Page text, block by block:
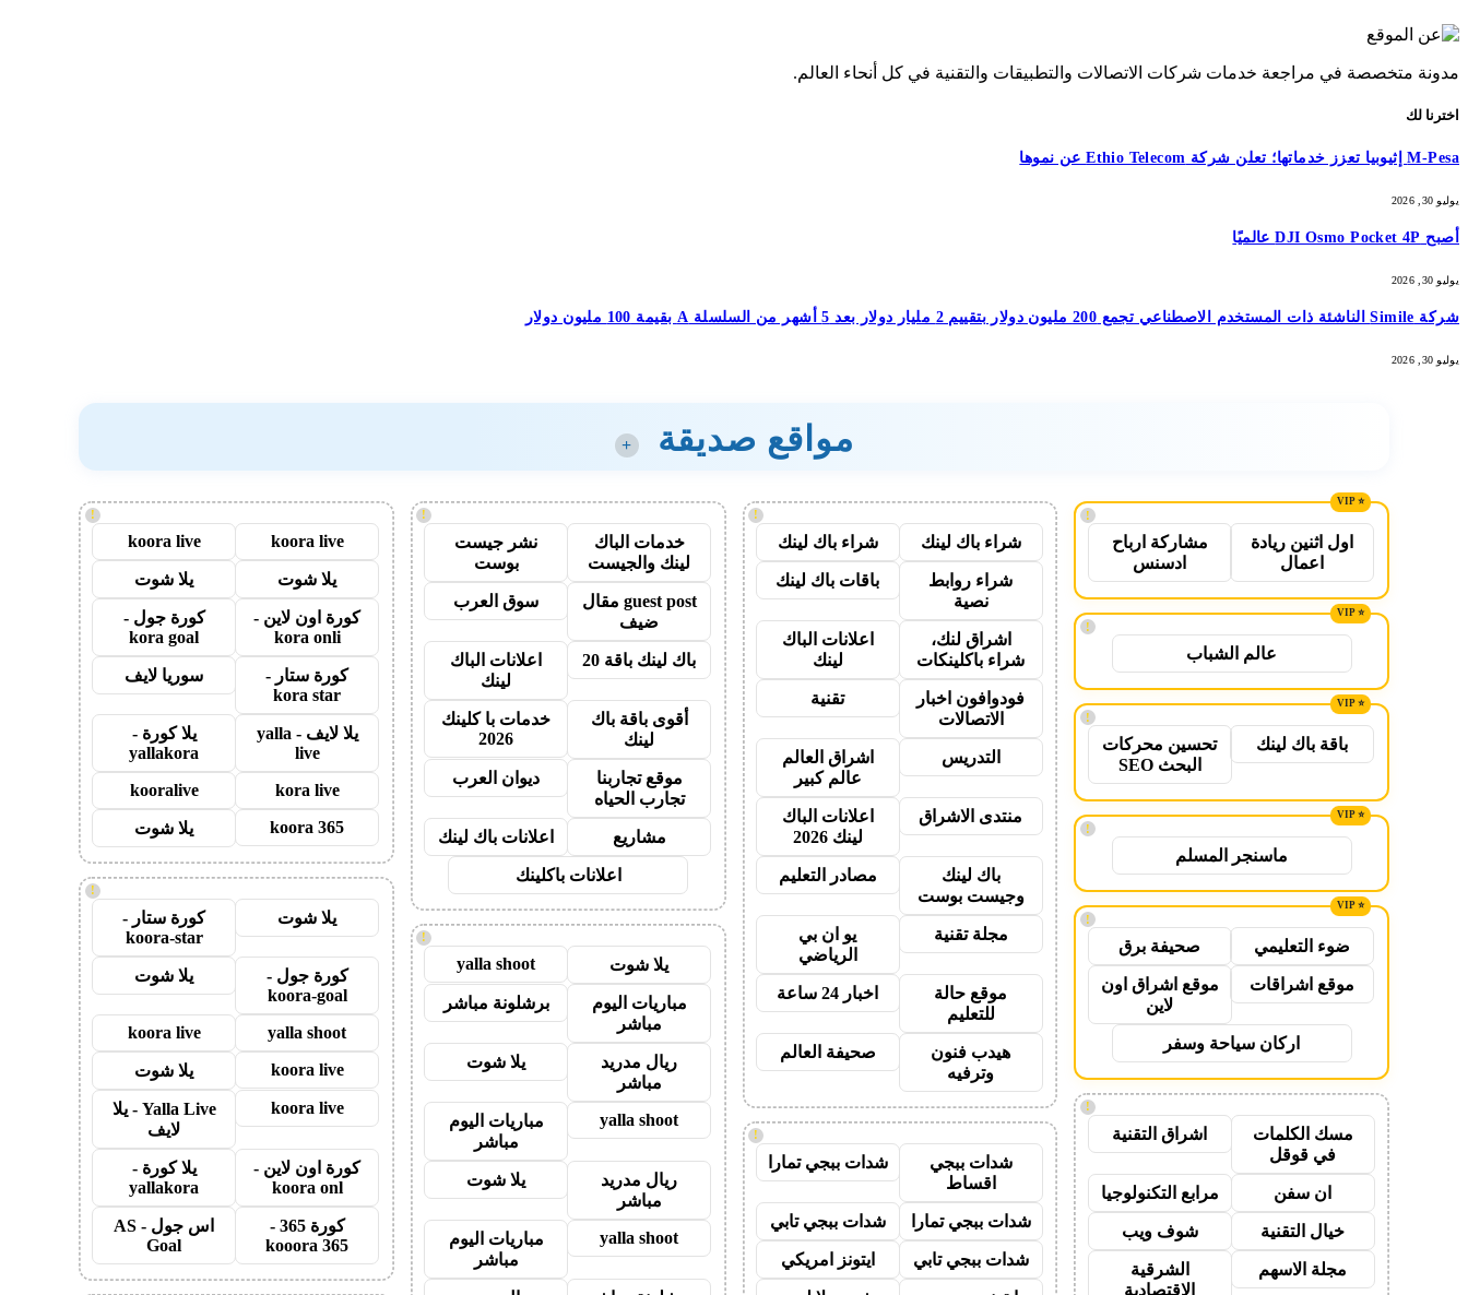
مدونة متخصصة في مراجعة خدمات شركات الاتصالات والتطبيقات والتقنية في كل أنحاء العالم.
اخترنا لك
M-Pesa إثيوبيا تعزز خدماتها؛ تعلن شركة Ethio Telecom عن نموها
يوليو 30, 2026
أصبح DJI Osmo Pocket 4P عالميًا
يوليو 30, 2026
شركة Simile الناشئة ذات المستخدم الاصطناعي تجمع 200 مليون دولار بتقييم 2 مليار دولار بعد 5 أشهر من السلسلة A بقيمة 100 مليون دولار
يوليو 30, 2026
مواقع صديقة +
!
اول اثنين ريادة
اعمال
مشاركة ارباح
ادسنس
!
عالم الشباب
!
باقة باك لينك
تحسين محركات
البحث SEO
!
ماسنجر المسلم
!
ضوء التعليمي صحيفة برق
موقع اشراقات
موقع اشراق اون
لاين
اركان سياحة وسفر
!
مسك الكلمات
في قوقل
اشراق التقنية
ان سفن مرابع التكنولوجيا
خيال التقنية شوف ويب
مجلة الاسهم
الشرقية
الاقتصادية
!
شراء باك لينك شراء باك لينك
شراء روابط
نصية
باقات باك لينك
اشراق لنك،
شراء باكلينكات
اعلانات الباك
لينك
فودوافون اخبار
الاتصالات
تقنية
التدريس
اشراق العالم
عالم كبير
منتدى الاشراق
اعلانات الباك
لينك 2026
باك لينك
وجيست بوست
مصادر التعليم
مجلة تقنية
يو ان بي
الرياضي
موقع حالة
للتعليم
اخبار 24 ساعة
هيدب فنون
وترفيه
صحيفة العالم
!
شدات ببجي
اقساط
شدات ببجي تمارا
شدات ببجي تمارا شدات ببجي تابي
شدات ببجي تابي ايتونز امريكي
!
خدمات الباك
لينك والجيست
نشر جيست
بوست
guest post مقال
ضيف
سوق العرب
باك لينك باقة 20
اعلانات الباك
لينك
أقوى باقة باك
لينك
خدمات با كلينك
2026
موقع تجاربنا
تجارب الحياه
ديوان العرب
مشاريع اعلانات باك لينك
اعلانات باكلينك
!
يلا شوت yalla shoot
مباريات اليوم
مباشر
برشلونة مباشر
ريال مدريد
مباشر
يلا شوت
yalla shoot
مباريات اليوم
مباشر
ريال مدريد
مباشر
يلا شوت
yalla shoot
مباريات اليوم
مباشر
!
koora live
koora live
يلا شوت يلا شوت
كورة اون لاين -
kora onli
كورة جول -
kora goal
كورة ستار -
kora star
سوريا لايف
يلا لايف - yalla
live
يلا كورة -
yallakora
kora live
kooralive
koora 365
يلا شوت
!
يلا شوت
كورة ستار -
koora-star
كورة جول -
koora-goal
يلا شوت
yalla shoot
koora live
koora live
يلا شوت
koora live
Yalla Live - يلا
لايف
كورة اون لاين -
koora onl
يلا كورة -
yallakora
كورة 365 -
kooora 365
اس جول - AS
Goal